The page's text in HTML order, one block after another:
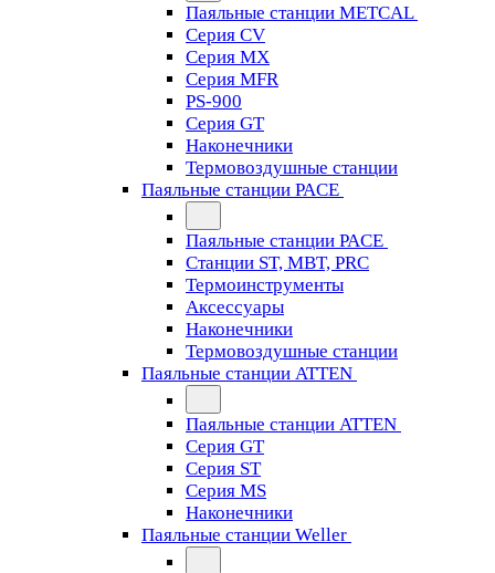
Паяльные станции METCAL
Серия CV
Серия MX
Серия MFR
PS-900
Серия GT
Наконечники
Термовоздушные станции
Паяльные станции PACE
Паяльные станции PACE
Станции ST, MBT, PRC
Термоинструменты
Аксессуары
Наконечники
Термовоздушные станции
Паяльные станции ATTEN
Паяльные станции ATTEN
Серия GT
Серия ST
Серия MS
Наконечники
Паяльные станции Weller